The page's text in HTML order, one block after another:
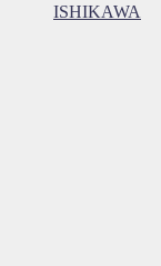
ISHIKAWA